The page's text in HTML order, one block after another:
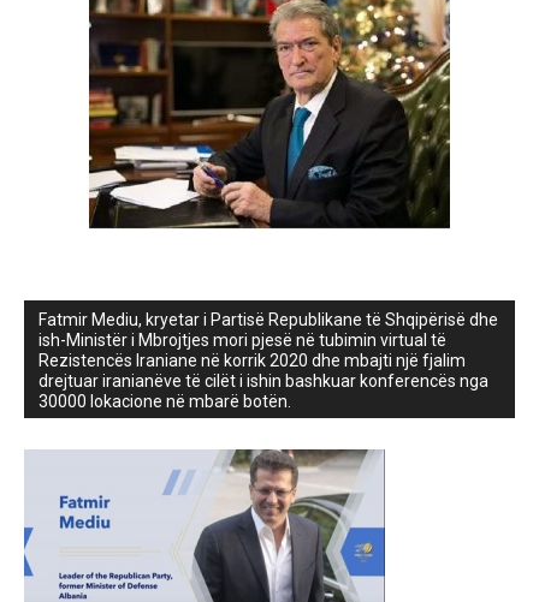
Fatmir Mediu, kryetar i Partisë Republikane të Shqipërisë dhe
ish-Ministër i Mbrojtjes mori pjesë në tubimin virtual të
Rezistencës Iraniane në korrik 2020 dhe mbajti një fjalim
drejtuar iranianëve të cilët i ishin bashkuar konferencës nga
30000 lokacione në mbarë botën.